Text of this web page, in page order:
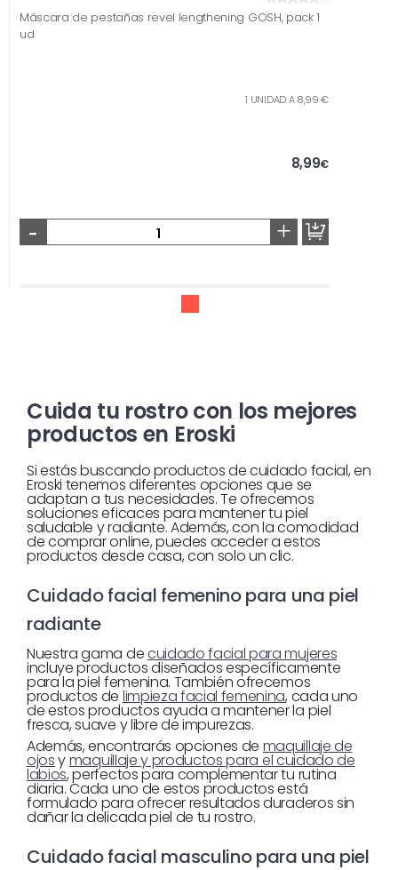
Máscara de pestañas revel lengthening GOSH, pack 1
ud
1 UNIDAD A 8,99 €
8,99€
- +
Cuida tu rostro con los mejores
productos en Eroski
Si estás buscando productos de cuidado facial, en
Eroski tenemos diferentes opciones que se
adaptan a tus necesidades. Te ofrecemos
soluciones eficaces para mantener tu piel
saludable y radiante. Además, con la comodidad
de comprar online, puedes acceder a estos
productos desde casa, con solo un clic.
Cuidado facial femenino para una piel
radiante
Nuestra gama decuidado facial para mujeres
incluye productos diseñados específicamente
para la piel femenina. También ofrecemos
productos de limpieza facial femenina, cada uno
de estos productos ayuda a mantener la piel
fresca, suave y libre de impurezas.
Además, encontrarás opciones de maquillaje de
ojosymaquillaje y productos para el cuidado de
labios, perfectos para complementar tu rutina
diaria. Cada uno de estos productos está
formulado para ofrecer resultados duraderos sin
dañar la delicada piel de tu rostro.
Cuidado facial masculino para una piel